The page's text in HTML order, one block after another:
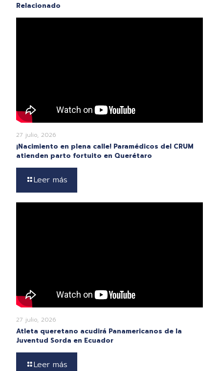
Relacionado
27 julio, 2026
¡Nacimiento en plena calle! Paramédicos del CRUM
atienden parto fortuito en Querétaro
Leer más
27 julio, 2026
Atleta queretano acudirá Panamericanos de la
Juventud Sorda en Ecuador
Leer más